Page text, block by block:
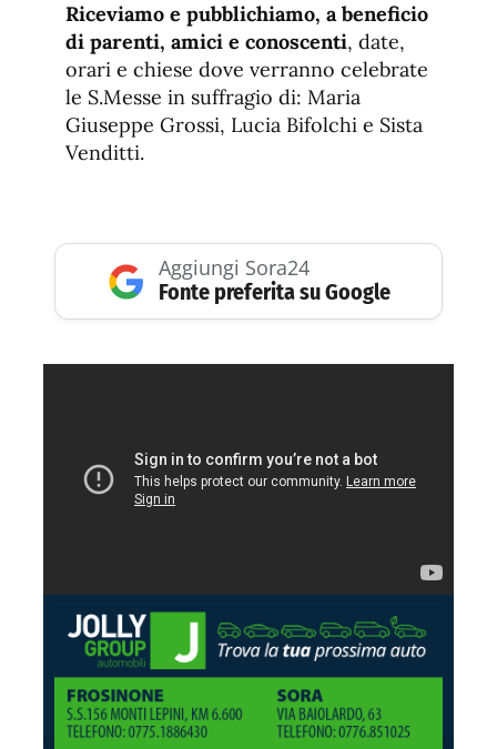
Riceviamo e pubblichiamo, a beneficio
di parenti, amici e conoscenti, date,
orari e chiese dove verranno celebrate
le S.Messe in suffragio di: Maria
Giuseppe Grossi, Lucia Bifolchi e Sista
Venditti.
Aggiungi Sora24
Fonte preferita su Google